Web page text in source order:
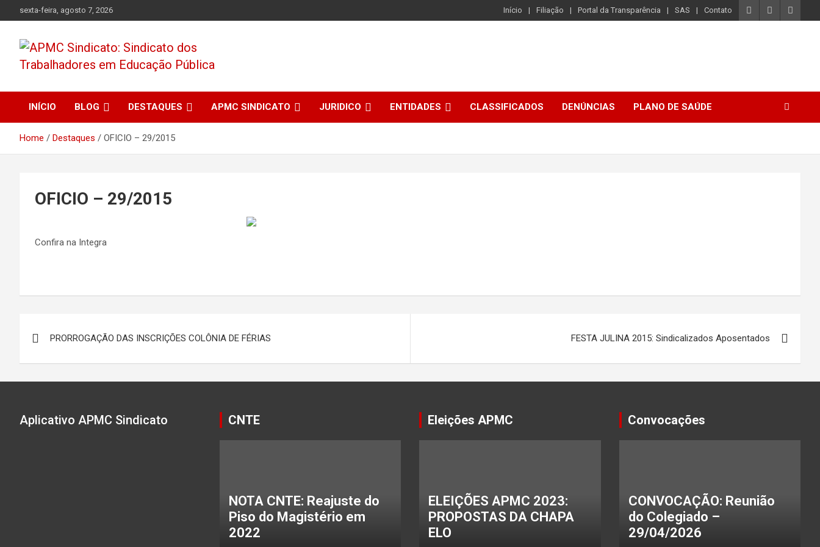
to
sexta-feira, agosto 7, 2026 Início Filiação Portal da Transparência SAS Contato
APMC Sindicato:
Sindicato dos
Trabalhadores em
município de Colombo, Estado do Paraná. Nenhum Direito a
Menos!
INÍCIO BLOG DESTAQUES APMC SINDICATO JURIDICO ENTIDADES CLASSIFICADOS DENÚNCIAS PLANO DE SAÚDE
Home Destaques OFICIO – 29/2015
OFICIO – 29/2015
Confira na Integra
de
Post
PRORROGAÇÃO DAS INSCRIÇÕES COLÔNIA DE FÉRIAS FESTA JULINA 2015: Sindicalizados Aposentados
Aplicativo APMC Sindicato CNTE
NOTA CNTE: Reajuste do
Piso do Magistério em
2022
Eleições APMC
ELEIÇÕES APMC 2023:
PROPOSTAS DA CHAPA
ELO
Convocações
CONVOCAÇÃO: Reunião
do Colegiado –
29/04/2026